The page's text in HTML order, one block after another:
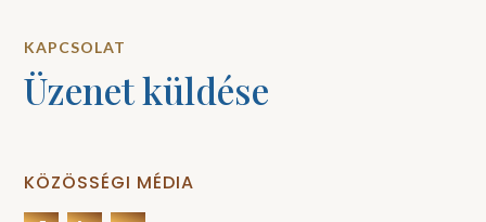
KAPCSOLAT
Üzenet küldése
KÖZÖSSÉGI MÉDIA